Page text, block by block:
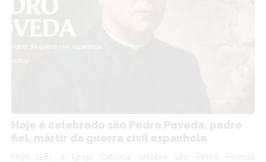
Hoje é celebrado são Pedro Poveda, padre
fiel, mártir da guerra civil espanhola
Hoje (28), a Igreja Católica celebra são Pedro Poveda